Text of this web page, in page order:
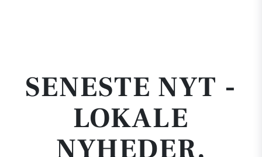
SENESTE NYT -
LOKALE
NYHEDER,